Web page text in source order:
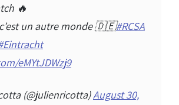
🔥
c’est un autre monde 🇩🇪#RCSA
eMYtJDWzj9
(@julienricotta)August 30,